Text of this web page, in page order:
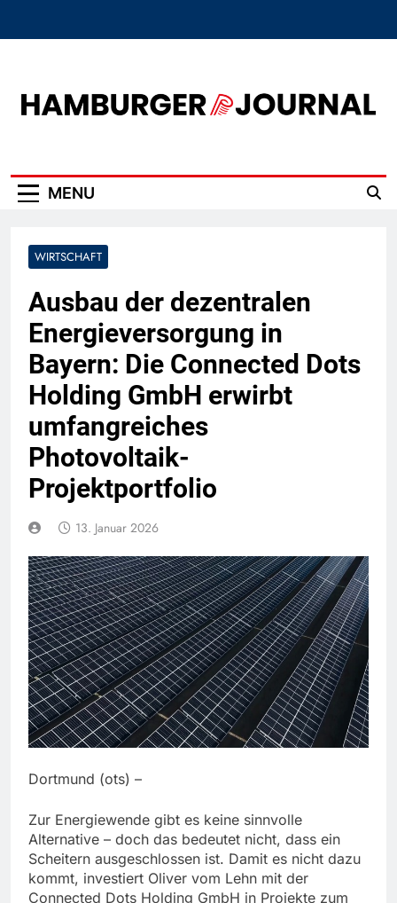
MENU
WIRTSCHAFT
Ausbau der dezentralen
Energieversorgung in
Bayern: Die Connected Dots
Holding GmbH erwirbt
umfangreiches
Photovoltaik-
Projektportfolio
13. Januar 2026
Dortmund (ots) –
Zur Energiewende gibt es keine sinnvolle
Alternative – doch das bedeutet nicht, dass ein
Scheitern ausgeschlossen ist. Damit es nicht dazu
kommt, investiert Oliver vom Lehn mit der
Connected Dots Holding GmbH in Projekte zum